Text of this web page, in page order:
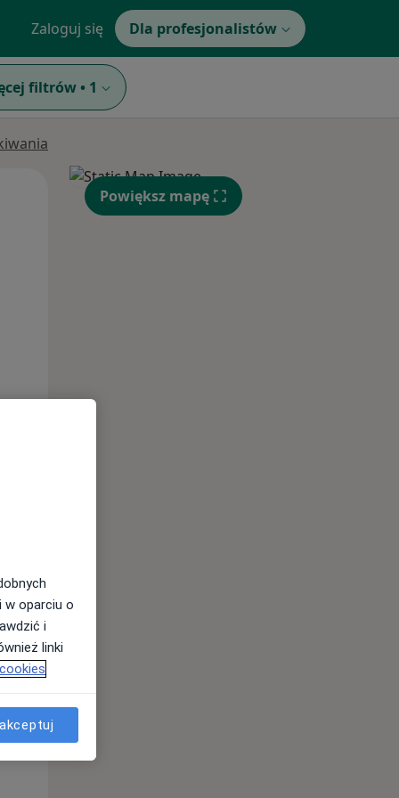
Zaloguj się Dla profesjonalistów
filtrów • 1
Wt, Śr,
Pon,
10 Sie
Powiększ mapę
w oparciu o
i
linki